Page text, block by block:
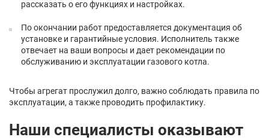
рассказать о его функциях и настройках.
По окончании работ предоставляется документация об
установке и гарантийные условия. Исполнитель также
отвечает на ваши вопросы и дает рекомендации по
обслуживанию и эксплуатации газового котла.
Чтобы агрегат прослужил долго, важно соблюдать правила по
эксплуатации, а также проводить профилактику.
Наши специалисты оказывают